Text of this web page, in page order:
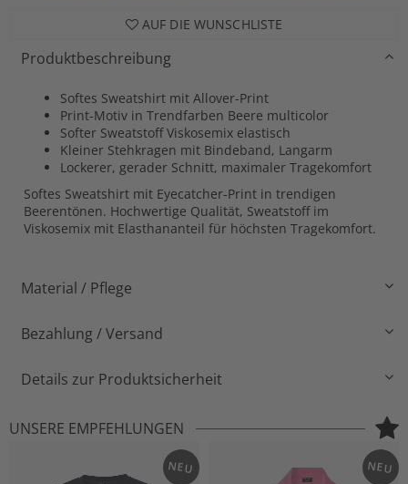
AUF DIE WUNSCHLISTE
Produktbeschreibung
Softes Sweatshirt mit Allover-Print
Print-Motiv in Trendfarben Beere multicolor
Softer Sweatstoff Viskosemix elastisch
Kleiner Stehkragen mit Bindeband, Langarm
Lockerer, gerader Schnitt, maximaler Tragekomfort
Softes Sweatshirt mit Eyecatcher-Print in trendigen
Beerentönen. Hochwertige Qualität, Sweatstoff im
Viskosemix mit Elasthananteil für höchsten Tragekomfort.
Material / Pflege
Bezahlung / Versand
Details zur Produktsicherheit
UNSERE EMPFEHLUNGEN
NEU NEU